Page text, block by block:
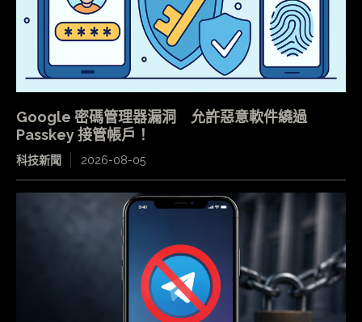
Google 密碼管理器漏洞 允許惡意軟件繞過
Passkey 接管帳戶！
科技新聞 2026-08-05